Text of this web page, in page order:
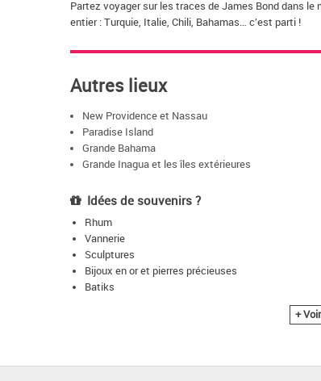
Partez voyager sur les traces de James Bond dans le
entier : Turquie, Italie, Chili, Bahamas… c’est parti !
Autres lieux
New Providence et Nassau
Paradise Island
Grande Bahama
Grande Inagua et les îles extérieures
Idées de souvenirs ?
Rhum
Vannerie
Sculptures
Bijoux en or et pierres précieuses
Batiks
+